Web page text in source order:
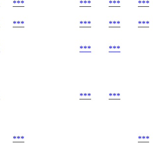
*** *** *** ***
*** *** ***
***
*** ***
*** ***
*** ***